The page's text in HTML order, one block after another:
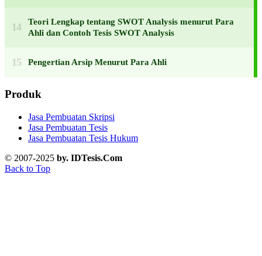
Teori Lengkap tentang SWOT Analysis menurut Para
Ahli dan Contoh Tesis SWOT Analysis
Pengertian Arsip Menurut Para Ahli
Produk
Jasa Pembuatan Skripsi
Jasa Pembuatan Tesis
Jasa Pembuatan Tesis Hukum
© 2007-2025 by. IDTesis.Com
Back to Top